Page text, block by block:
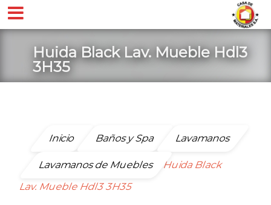
Huida Black Lav. Mueble Hdl3
3H35
Inicio Baños y Spa Lavamanos
Lavamanos de Muebles
Huida Black
Lav. Mueble Hdl3 3H35